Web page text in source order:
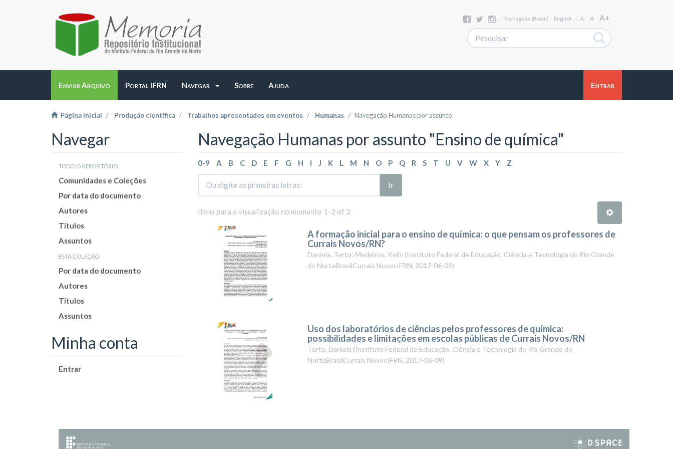
| Português (Brasil) English | A- A A+
Enviar Arquivo Portal IFRN Navegar Sobre Ajuda Entrar
Página inicial Produção científica Trabalhos apresentados em eventos Humanas Navegação Humanas por assunto
Navegar
todo o repositório
Comunidades e Coleções
Por data do documento
Autores
Títulos
Assuntos
esta coleção
Por data do documento
Autores
Títulos
Assuntos
Minha conta
Entrar
Navegação Humanas por assunto "Ensino de química"
0-9 A B C D E F G H I J K L M N O P Q R S T U V W X Y Z
Ir
Itens para a visualização no momento 1-2 of 2
A formação inicial para o ensino de química: o que pensam os professores de
Currais Novos/RN?
Daniela, Terto; Medeiros, Kelly (Instituto Federal de Educação, Ciência e Tecnologia do Rio Grande
do NorteBrasilCurrais NovosIFRN, 2017-06-09)
Uso dos laboratórios de ciências pelos professores de química:
possibilidades e limitações em escolas públicas de Currais Novos/RN
Terto, Daniela (Instituto Federal de Educação, Ciência e Tecnologia do Rio Grande do
NorteBrasilCurrais NovosIFRN, 2017-06-09)